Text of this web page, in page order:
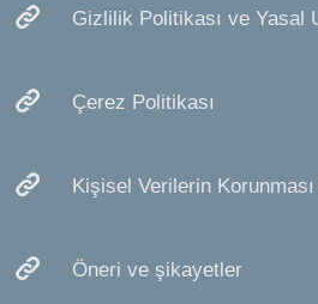
Gizlilik Politikası ve Yasal
Çerez Politikası
Kişisel Verilerin
Öneri ve şikayetler